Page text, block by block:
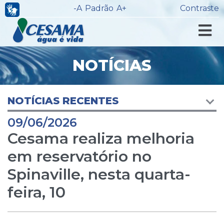
-A Padrão A+ Contraste
NOTÍCIAS
NOTÍCIAS RECENTES
09/06/2026
Cesama realiza melhoria
em reservatório no
Spinaville, nesta quarta-
feira, 10